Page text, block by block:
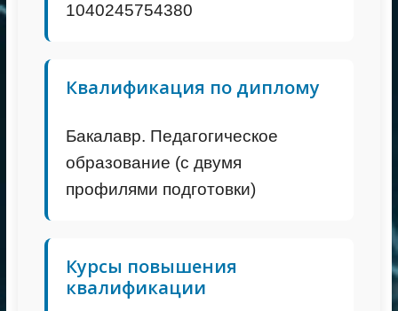
1040245754380
Квалификация по диплому
Бакалавр. Педагогическое
образование (с двумя
профилями подготовки)
Курсы повышения
квалификации